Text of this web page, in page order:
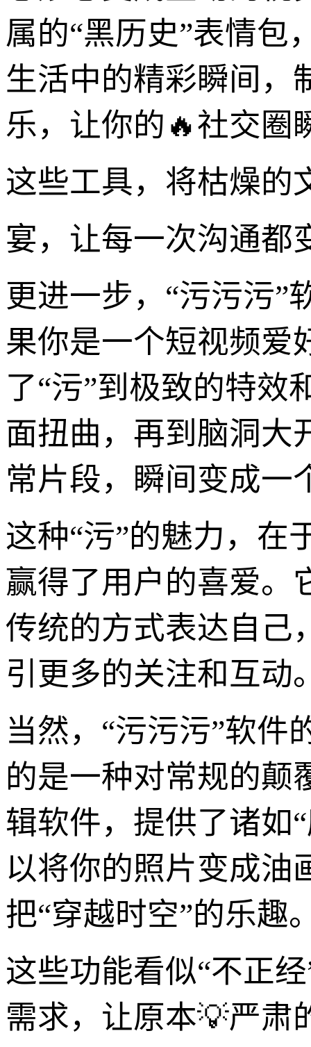
属的“黑历史”表情包
生活中的精彩瞬间，
乐，让你的🔥社交圈
这些工具，将枯燥的
宴，让每一次沟通都
更进一步，“污污污”
果你是一个短视频爱
了“污”到极致的特效
面扭曲，再到脑洞大
常片段，瞬间变成一
这种“污”的魅力，在
赢得了用户的喜爱。
传统的方式表达自己
引更多的关注和互动
当然，“污污污”软件
的是一种对常规的颠
辑软件，提供了诸如
以将你的照片变成油
把“穿越时空”的乐趣
这些功能看似“不正
需求，让原本💡严肃